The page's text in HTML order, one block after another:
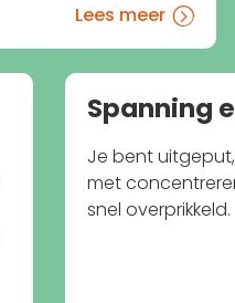
=
Lees meer
Spanning
Je bent
met
snel overprikkeld.